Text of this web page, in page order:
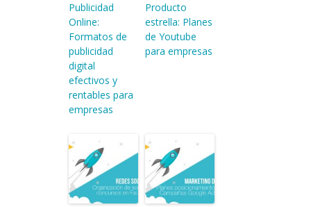
Publicidad
Online:
Formatos de
publicidad
digital
efectivos y
rentables para
empresas
Producto
estrella: Planes
de Youtube
para empresas